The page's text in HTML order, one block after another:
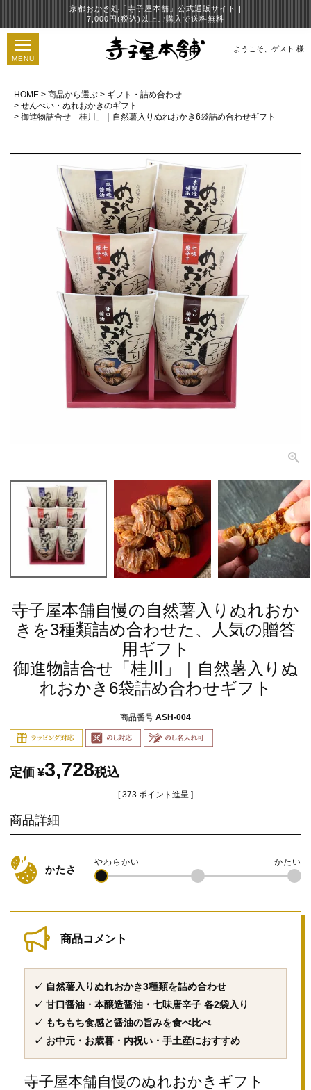
京都おかき処「寺子屋本舗」公式通販サイト |
7,000円(税込)以上ご購入で送料無料
MENU
ようこそ、 ゲスト 様
HOME 商品から選ぶ
ギフト・詰め合わせ
せんべい・ぬれおかきのギフト
御進物詰合せ「桂川」｜自然薯入りぬれおかき6袋詰め合わせギフト
寺子屋本舗自慢の自然薯入りぬれおか
きを3種類詰め合わせた、人気の贈答
用ギフト
御進物詰合せ「桂川」｜自然薯入りぬ
れおかき6袋詰め合わせギフト
商品番号 ASH-004
定価 ¥3,728税込
[ 373 ポイント進呈 ]
商品詳細
かたさ
商品コメント
✓ 自然薯入りぬれおかき3種類を詰め合わせ
✓ 甘口醤油・本醸造醤油・七味唐辛子 各2袋入り
✓ もちもち食感と醤油の旨みを食べ比べ
✓ お中元・お歳暮・内祝い・手土産におすすめ
寺子屋本舗自慢のぬれおかきギフト